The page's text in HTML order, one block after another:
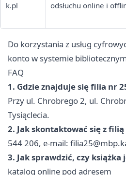
k.pl
odsłuchu online i
Do korzystania z usług
konto w systemie
FAQ
1. Gdzie znajduje się filia nr
Przy ul. Chrobrego 2, ul.
Tysiąclecia.
2. Jak skontaktować się z filią
544 206, e-mail:
3. Jak sprawdzić, czy książka
katalog online pod adresem